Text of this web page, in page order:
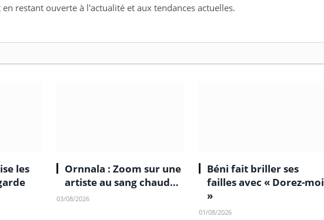
restant ouverte à l'actualité et aux tendances actuelles.
les
Ornnala : Zoom sur une
artiste au sang chaud…
03/08/2026
Béni fait briller ses
failles avec « Dorez-moi
»
01/08/2026